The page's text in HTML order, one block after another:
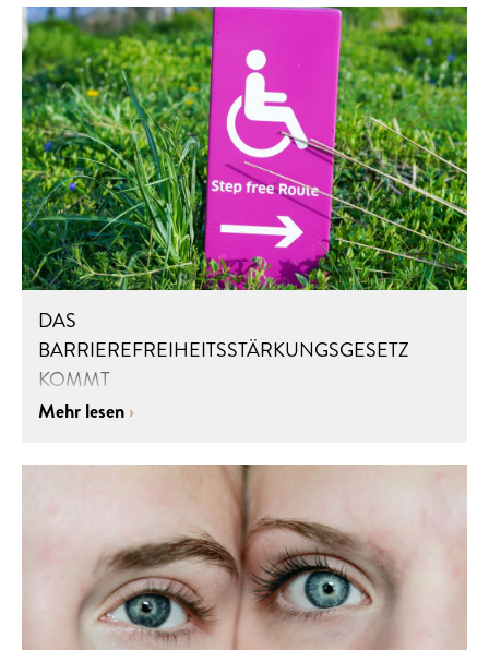
DAS
BARRIEREFREIHEITSSTÄRKUNGSGESETZ
KOMMT
Mehr lesen